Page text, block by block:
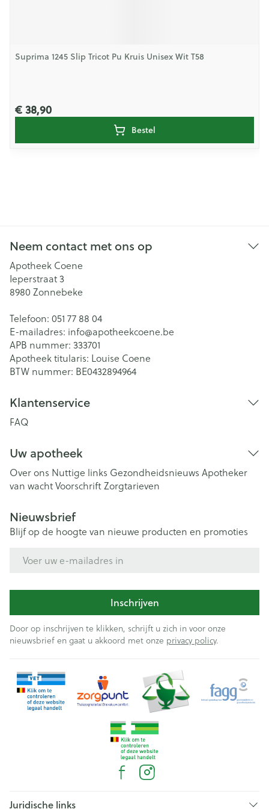
Suprima 1245 Slip Tricot Pu Kruis Unisex Wit T58
€ 38,90
Bestel
Neem contact met ons op
Apotheek Coene
Ieperstraat 3
8980 Zonnebeke
Telefoon: 051 77 88 04
E-mailadres: info@apotheekcoene.be
APB nummer: 333701
Apotheek titularis: Louise Coene
BTW nummer: BE0432894964
Klantenservice
FAQ
Uw apotheek
Over ons Nuttige links Gezondheidsnieuws Apotheker
van wachtVoorschriftZorgtarieven
Nieuwsbrief
Blijf op de hoogte van nieuwe producten en promoties
Inschrijven
Door op inschrijven te klikken, schrijft u zich in voor onze
nieuwsbrief en gaat u akkoord met onze privacy policy.
Juridische links